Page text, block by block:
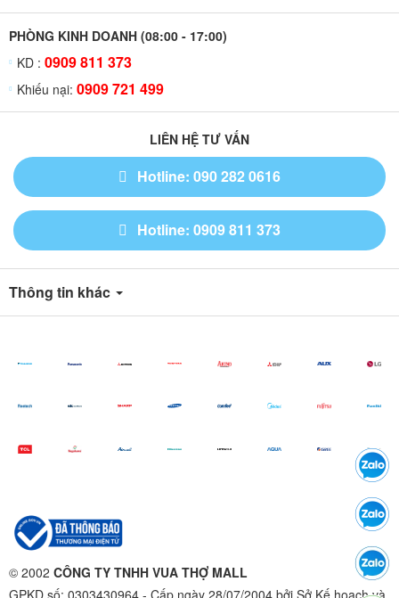
PHÒNG KINH DOANH (08:00 - 17:00)
KD : 0909 811 373
Khiếu nại: 0909 721 499
LIÊN HỆ TƯ VẤN
Hotline: 090 282 0616
Hotline: 0909 811 373
Thông tin khác
© 2002 CÔNG TY TNHH VUA THỢ MALL
GPKD số: 0303430964 - Cấp ngày 28/07/2004 bởi Sở Kế hoạch và